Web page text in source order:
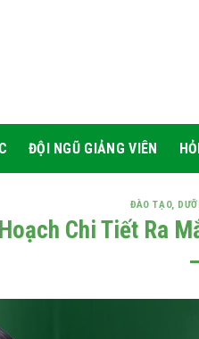
ĐỘI NGŨ GIẢNG VIÊN
ĐÀO TẠO,
Chi Tiết Ra